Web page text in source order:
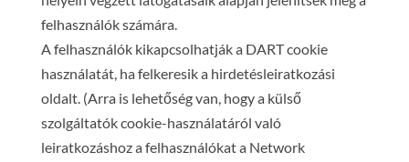
felhasználók számára.
A felhasználók kikapcsolhatják a DART cookie
használatát, ha felkeresik a hirdetésleiratkozási
oldalt. (Arra is lehetőség van, hogy a külső
szolgáltatók cookie-használatáról való
leiratkozáshoz a felhasználókat a Network